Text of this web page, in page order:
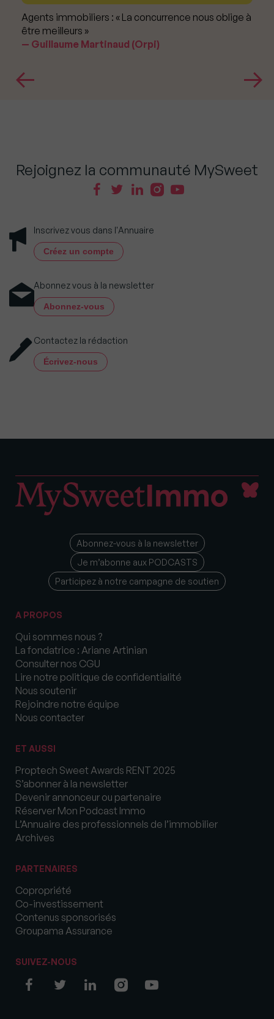
Agents immobiliers : « La concurrence nous oblige à
être meilleurs »
Guillaume Martinaud (Orpi)
Rejoignez la communauté MySweet
Inscrivez vous dans l'Annuaire
Créez un compte
Abonnez vous à la newsletter
Abonnez-vous
Contactez la rédaction
Écrivez-nous
Abonnez-vous à la newsletter
Je m’abonne aux PODCASTS
Participez à notre campagne de soutien
A PROPOS
Qui sommes nous ?
La fondatrice : Ariane Artinian
Consulter nos CGU
Lire notre politique de confidentialité
Nous soutenir
Rejoindre notre équipe
Nous contacter
ET AUSSI
Proptech Sweet Awards RENT 2025
S’abonner à la newsletter
Devenir annonceur ou partenaire
Réserver Mon Podcast Immo
L’Annuaire des professionnels de l’immobilier
Archives
PARTENAIRES
Copropriété
Co-investissement
Contenus sponsorisés
Groupama Assurance
SUIVEZ-NOUS